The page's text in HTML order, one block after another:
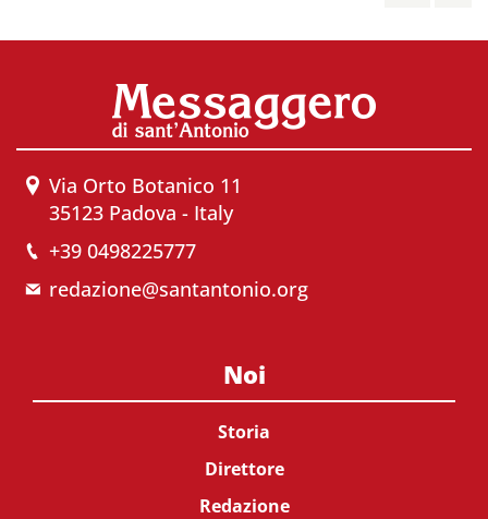
Via Orto Botanico 11
35123 Padova - Italy
+39 0498225777
redazione@santantonio.org
Noi
Storia
Direttore
Redazione